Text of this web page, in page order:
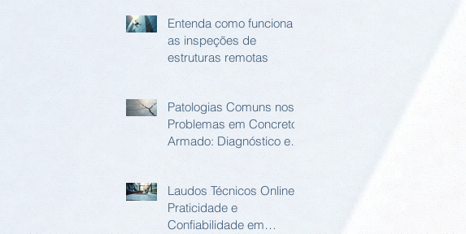
Entenda como funciona
as inspeções de
estruturas remotas
Patologias Comuns nos
Problemas em Concreto
Armado: Diagnóstico e
Laudos Técnicos Online:
Praticidade e
Confiabilidade em